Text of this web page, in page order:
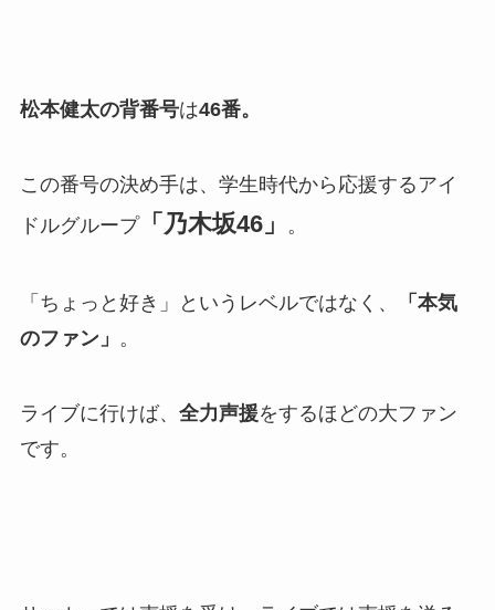
松本健太の背番号は46番。
この番号の決め手は、学生時代から応援するアイ
ドルグループ「乃木坂46」 。
「ちょっと好き」というレベルではなく、
「本気
のファン」 。
ライブに行けば、 全力声援をするほどの大ファン
です。